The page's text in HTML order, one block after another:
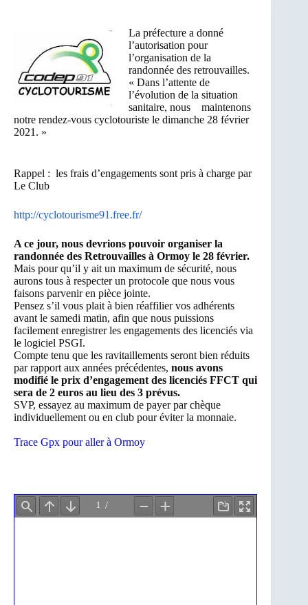
La préfecture a donné
l’autorisation pour
l’organisation de la
randonnée des retrouvailles.
« Dans l’attente de
l’évolution de la situation
sanitaire, nous maintenons
notre rendez-vous cyclotouriste le dimanche 28 février
2021. »
Rappel : les frais d’engagements sont pris à charge par
Le Club
http://cyclotourisme91.free.fr/
A ce jour, nous devrions pouvoir organiser la
randonnée des Retrouvailles à Ormoy le 28 février.
Mais pour qu’il y ait un maximum de sécurité, nous
aurons tous à respecter un protocole que nous vous
faisons parvenir en pièce jointe.
Pensez s’il vous plait à bien réaffilier vos adhérents
avant le samedi matin, afin que nous puissions
facilement enregistrer les engagements des licenciés via
le logiciel PSGI.
Compte tenu que les ravitaillements seront bien réduits
par rapport aux années précédentes, nous avons
modifié le prix d’engagement des licenciés FFCT qui
sera de 2 euros au lieu des 3 prévus.
SVP, essayez au maximum de payer par chèque
individuellement ou en club pour éviter la monnaie.
Trace Gpx pour aller à Ormoy